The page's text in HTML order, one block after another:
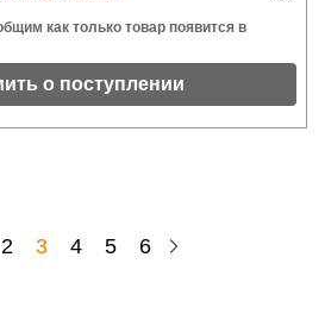
как только товар появится в
о поступлении
2 3 4 5 6